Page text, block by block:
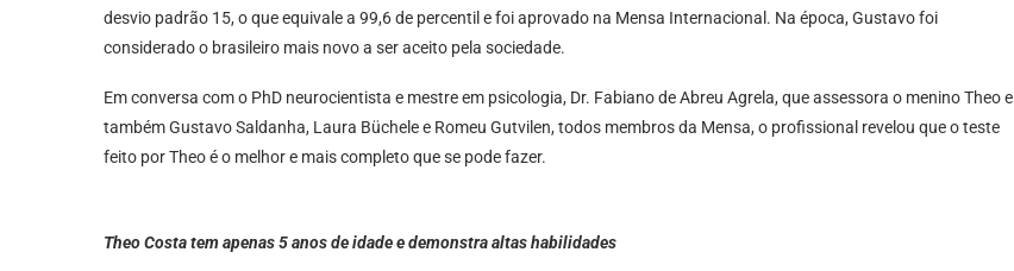
desvio padrão 15, o que equivale a 99,6 de percentil e foi aprovado na Mensa Internacional. Na época, Gustavo foi
considerado o brasileiro mais novo a ser aceito pela sociedade.
Em conversa com o PhD neurocientista e mestre em psicologia, Dr. Fabiano de Abreu Agrela, que assessora o menino Theo e
também Gustavo Saldanha, Laura Büchele e Romeu Gutvilen, todos membros da Mensa, o profissional revelou que o teste
feito por Theo é o melhor e mais completo que se pode fazer.
Theo Costa tem apenas 5 anos de idade e demonstra altas habilidades